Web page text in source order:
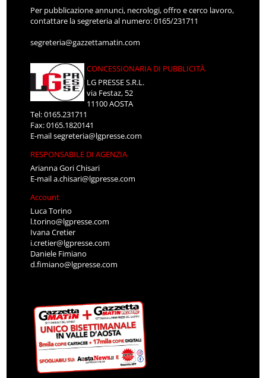
Per pubblicazione annunci, necrologi, offro e cerco lavoro,
contattare la segreteria al numero: 0165/231711
segreteria@gazzettamatin.com
CONCESSIONARIA DI PUBBLICITÀ
LG PRESSE S.R.L.
via Festaz, 52
11100 AOSTA
Tel: 0165.231711
Fax: 0165.1820141
E-mailsegreteria@lgpresse.com
RESPONSABILE DI AGENZIA
Arianna Gori Chisari
E-maila.chisari@lgpresse.com
Account
Luca Torino
l.torino@lgpresse.com
Ivana Cretier
i.cretier@lgpresse.com
Daniele Fimiano
d.fimiano@lgpresse.com